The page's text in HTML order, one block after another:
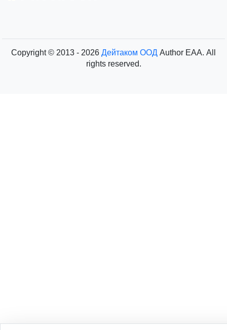
Copyright © 2013 - 2026 Дейтаком ООД Author EAA. All
rights reserved.